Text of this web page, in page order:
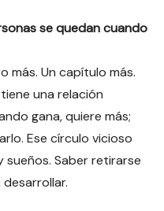
se quedan cuando
más. Un capítulo más.
una relación
gana, quiere más;
Ese círculo vicioso
Saber retirarse